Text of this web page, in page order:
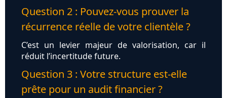
Question 2 : Pouvez-vous prouver la
récurrence réelle de votre clientèle ?
C’est un levier majeur de valorisation, car il
réduit l’incertitude future.
Question 3 : Votre structure est-elle
prête pour un audit financier ?